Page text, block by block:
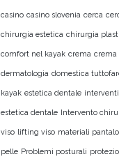
casino casino slovenia cerca
chirurgia estetica chirurgia
comfort nel kayak crema crema
dermatologia domestica
kayak estetica dentale
estetica dentale Intervento
viso lifting viso materiali
pelle Problemi posturali